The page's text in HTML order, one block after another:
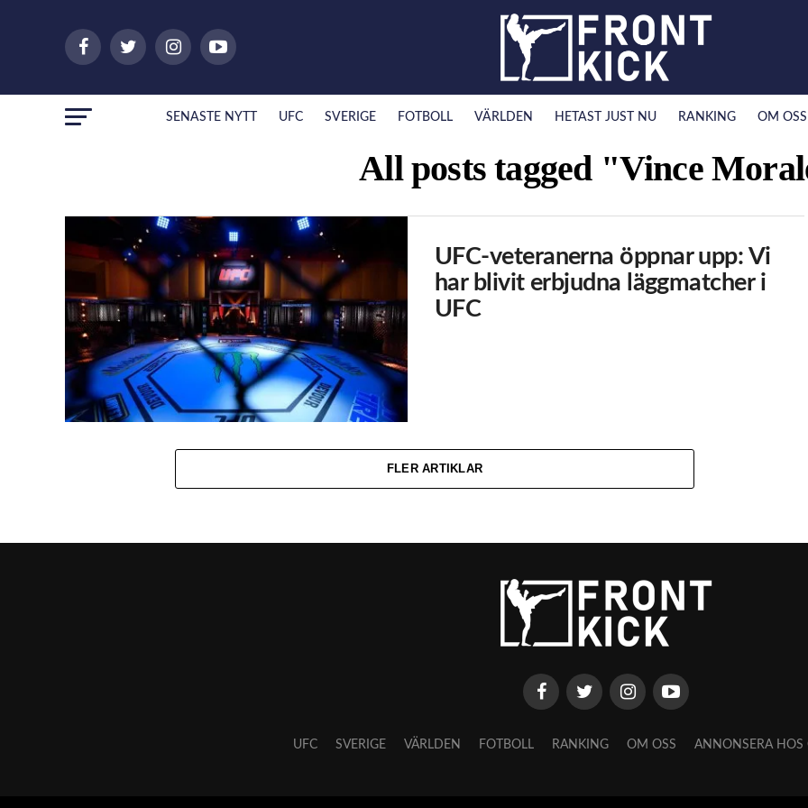
SENASTE NYTT UFC SVERIGE FOTBOLL VÄRLDEN HETAST JUST NU RANKING OM OSS
All posts tagged "Vince
UFC-veteranerna öppnar upp: Vi
har blivit erbjudna läggmatcher i
UFC
FLER ARTIKLAR
UFC SVERIGE VÄRLDEN FOTBOLL RANKING OM OSS ANNONSERA HOS